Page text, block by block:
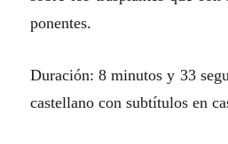
ponentes.
Duración: 8 minutos y 33
castellano con subtítulos en